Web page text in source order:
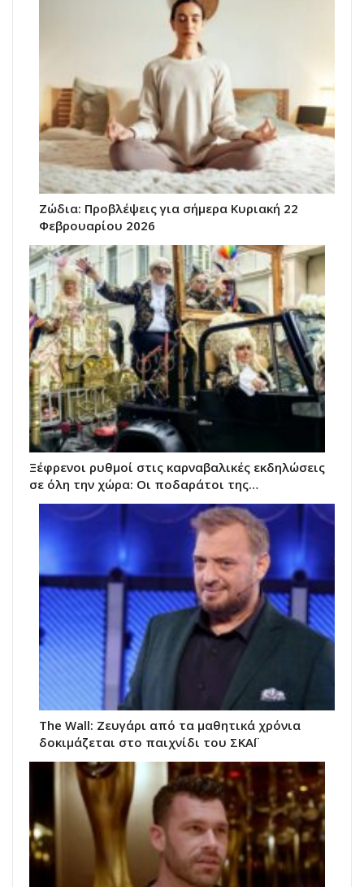
Ζώδια: Προβλέψεις για σήμερα Κυριακή 22
Φεβρουαρίου 2026
Ξέφρενοι ρυθμοί στις καρναβαλικές εκδηλώσεις
σε όλη την χώρα: Oι ποδαράτοι της…
The Wall: Ζευγάρι από τα μαθητικά χρόνια
δοκιμάζεται στο παιχνίδι του ΣΚΑΪ